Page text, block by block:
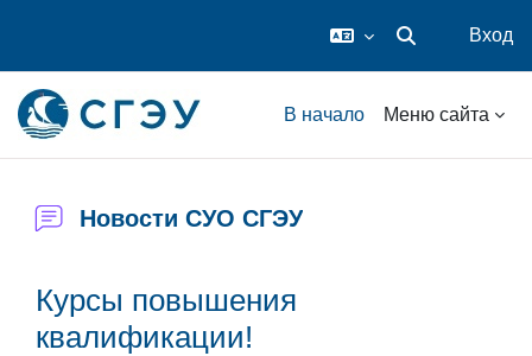
Изменить
Вход
В начало Меню сайта
Новости СУО СГЭУ
Курсы повышения
квалификации!